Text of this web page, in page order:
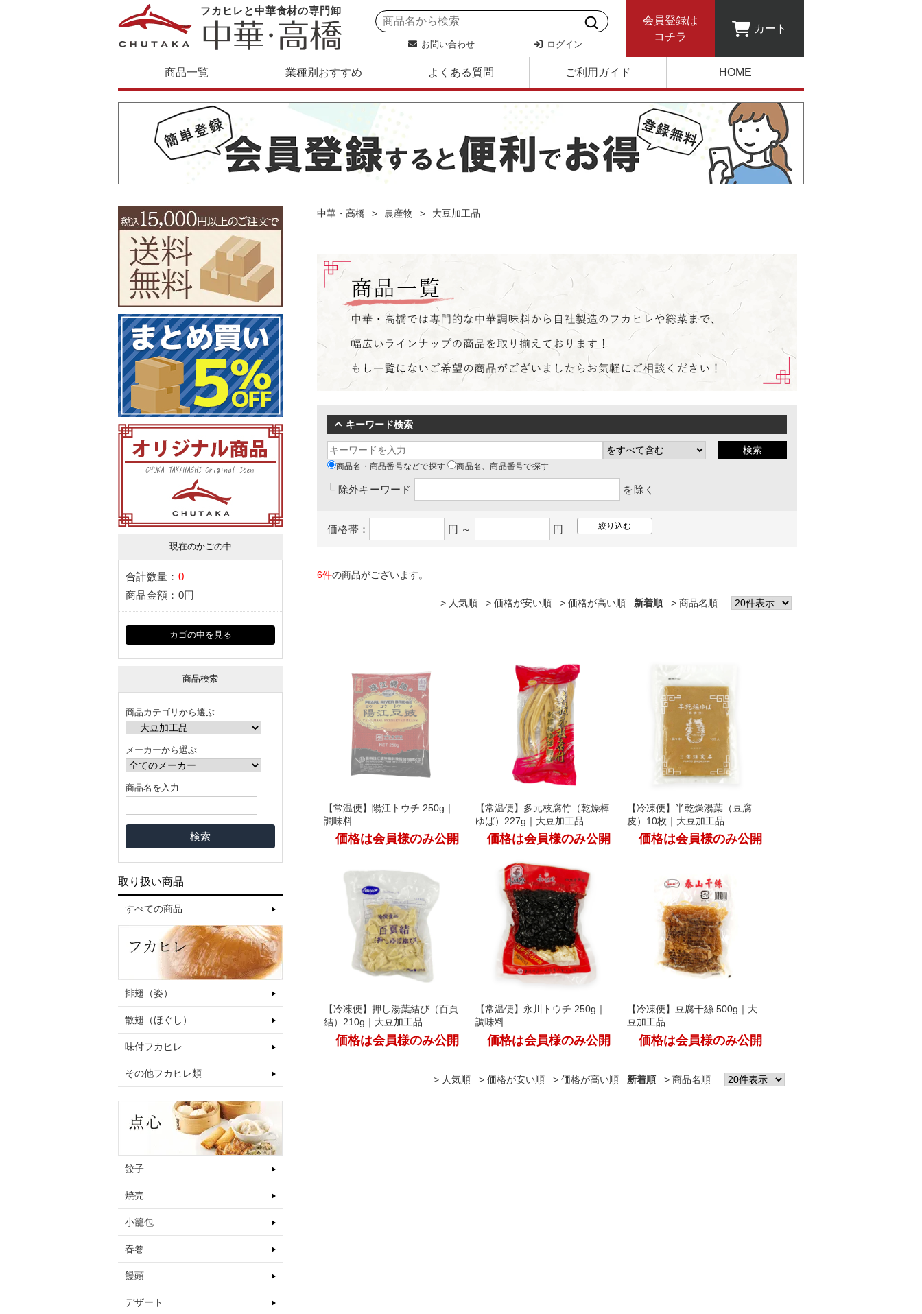
フカヒレと中華食材の専門卸
お問い合わせ ログイン
会員登録は
コチラ
カート
商品一覧 業種別おすすめ よくある質問 ご利用ガイド HOME
現在のかごの中
合計数量： 0
商品金額： 0円
カゴの中を見る
商品検索
商品カテゴリから選ぶ
メーカーから選ぶ
商品名を入力
取り扱い商品
すべての商品
排翅（姿）
散翅（ほぐし）
味付フカヒレ
その他フカヒレ類
餃子
焼売
小籠包
春巻
饅頭
デザート
中華・高橋 農産物 大豆加工品
キーワード検索
商品名・商品番号などで探す 商品名、商品番号で探す
└ 除外キーワード を除く
価格帯： 円 ～ 円
6件の商品がございます。
人気順 価格が安い順 価格が高い順 新着順 商品名順
【常温便】陽江トウチ 250g｜
調味料
価格は会員様のみ公開
【常温便】多元枝腐竹（乾燥棒
ゆば）227g｜大豆加工品
価格は会員様のみ公開
【冷凍便】半乾燥湯葉（豆腐
皮）10枚｜大豆加工品
価格は会員様のみ公開
【冷凍便】押し湯葉結び（百頁
結）210g｜大豆加工品
価格は会員様のみ公開
【常温便】永川トウチ 250g｜
調味料
価格は会員様のみ公開
【冷凍便】豆腐干絲 500g｜大
豆加工品
価格は会員様のみ公開
人気順 価格が安い順 価格が高い順 新着順 商品名順